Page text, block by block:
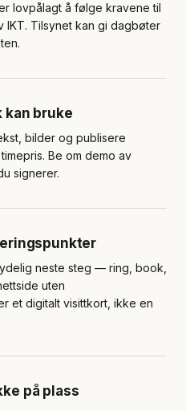
lovpålagt å følge kravene til
IKT. Tilsynet kan gi dagbøter
kan bruke
bilder og publisere
Be om demo av
signerer.
neste steg — ring, book,
uten
et digitalt visittkort, ikke en
på plass